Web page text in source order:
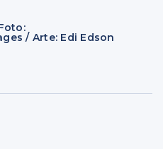
/ Arte: Edi Edson